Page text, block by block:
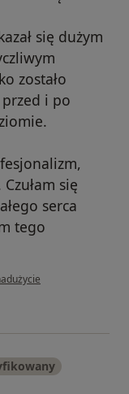
się dużym
zostało
i po
się
serca
tego
użytkownika I.Klymiuk